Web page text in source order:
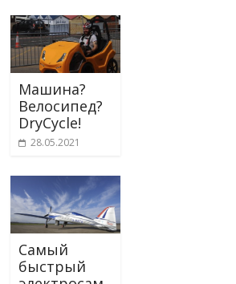
Машина?
Велосипед?
DryCycle!
28.05.2021
Cамый
быстрый